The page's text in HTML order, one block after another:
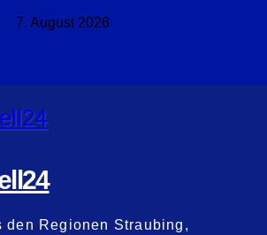
7. August 2026
den Regionen Straubing,